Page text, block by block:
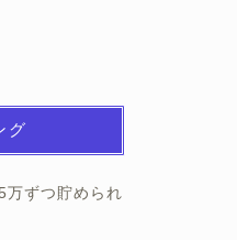
グ
万ずつ貯められ